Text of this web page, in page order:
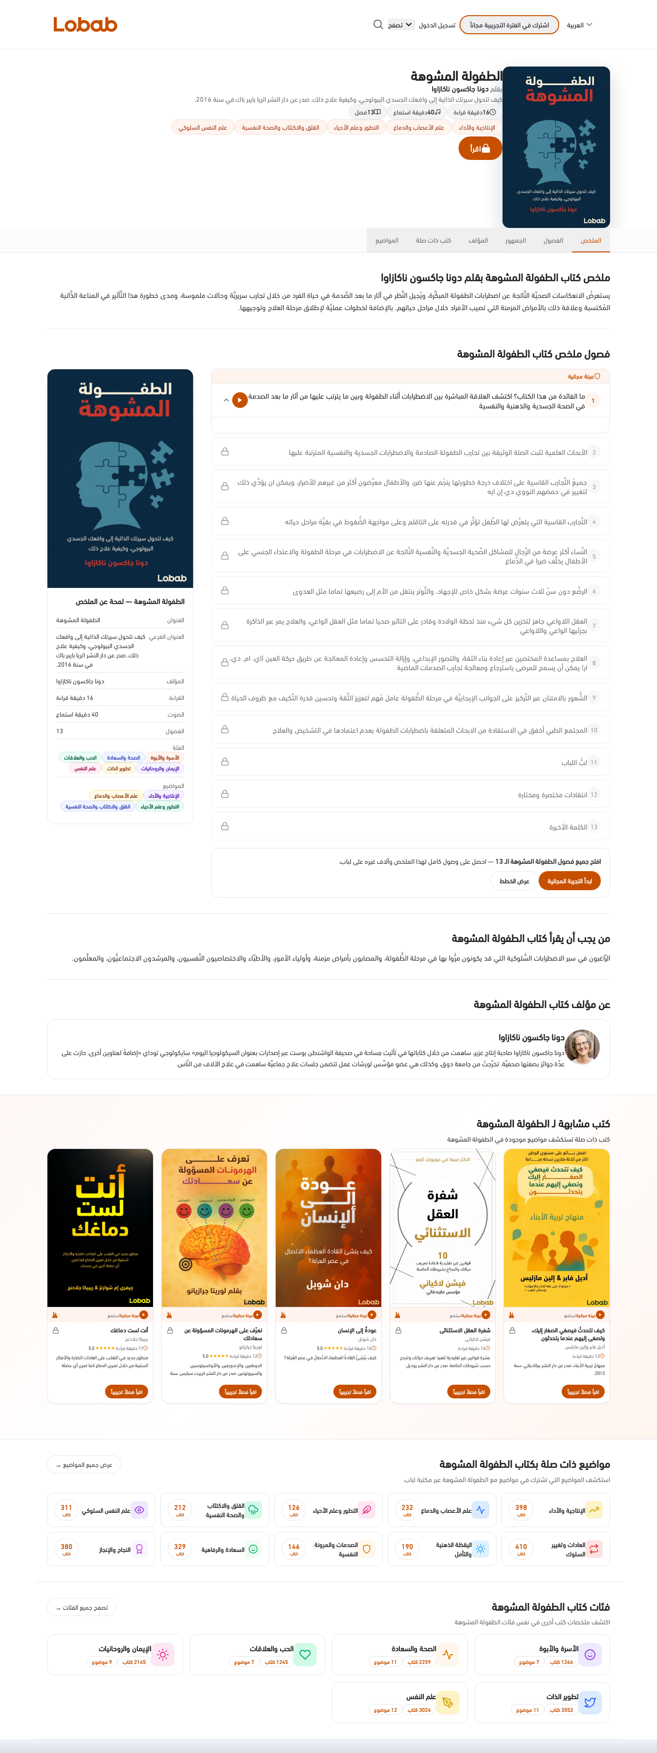
تصفح تسجيل الدخول اشترك في الفترة التجريبية مجاناً العربية
الطفولة المشوهة
بقلمدونا جاكسون ناكازاوا
كيف تتحول سيرتك الذاتية إلى واقعك الجسدي البيولوجي، وكيفية علاج ذلك. صدر عن دار النشر اتريا بايبر باك في سنة 2016.
16دقيقة قراءة 40دقيقة استماع 13فصل
الإنتاجية والأداء
علم الأعصاب والدماغ التطور وعلم الأحياء القلق والاكتئاب والصحة النفسية علم النفس السلوكي
اقرأ
الملخص الفصول الجمهور المؤلف كتب ذات صلة المواضيع
ملخص كتاب الطفولة المشوهة بقلم دونا جاكسون ناكازاوا
يستعرضُ الانعكاسات الصحيَّة النَّاتجة عن اضطرابات الطفولة المبكِّرة، ويُجيل النَّظر في آثار ما بعد الصَّدمة في حياة الفرد من خلال تجارب سريريَّة وحالات ملموسة، ومدى خطورة هذا التَّأثير في المناعة الذَّاتية
المُكتسبة وعلاقة ذلك بالأمراض المزمنة التي تصيب الأفراد خلال مراحل حياتهم. بالإضافة لخطوات عمليَّة لإطلاق مرحلة العلاج وتوجيهها.
فصول ملخص كتاب الطفولة المشوهة
عينة مجانية
1
ما الفائدة من هذا الكتاب؟ اكتشف العلاقة المباشرة بين الاضطرابات أثناء الطفولة وبين ما يترتب عليها من آثار ما بعد الصدمة
في الصحة الجسدية والذهنية والنفسية
2 الأبحاث العلمية تثبت الصلة الوثيقة بين تجارب الطفولة الصادمة والاضطرابات الجسدية والنفسية المترتبة عليها
3
جميعُ التَّجارب القاسية على اختلاف درجة خطورتها ينجُم عنها ضرر، والأطفال معرَّضون أكثر من غيرهم للأضرار، ويمكن ان يؤدِّي ذلك
لتغيير في حمضهم النووي دي إن ايه
4 التَّجارب القاسية التي يتعرَّض لها الطِّفل تؤثِّر في قدرته على التاقلم وعلى مواجهة الضُّغوط في بقيَّة مراحل حياته
5 النِّساء أكثر عرضة من الرِّجال للمشاكل الصِّحية الجسديَّة والنَّفسية النَّاتجة عن الاضطرابات في مرحلة الطفولة والاعتداء الجنسي على
الأطفال يخلِّف ضررا في الدِّماغ
6 الرضَّع دون سنّ ثلاث سنوات عرضة بشكل خاص للإجهاد، والتَّوتر ينتقل من الأم إلى رضيعها تماما مثل العدوى
7 العقل اللاواعي جاهز لتخزين كل شيء منذ لحظة الولادة وقادر على التاثير صحيا تماما مثل العقل الواعي، والعلاج يمر عبر الذاكرة
بجزئيها الواعي واللاواعي
8 العلاج بمساعدة المختصين عبر إعادة بناء الثقة، والتصور الإبداعي، وإزالة التحسس وإعادة المعالجة عن طريق حركة العين (اي. ام. دي.
ار) يمكن أن يسمح للمرضى باسترجاع ومعالجة تجارب الصدمات الماضية
9 الشُّعور بالامتنان عبر التَّركيز على الجوانب الإيجابيَّة في مرحلة الطُّفولة عامل مُهم لتعزيز الثِّقة وتحسين قدرة التَّكيف مع ظروف الحياة
10 المجتمع الطبي أخفق في الاستفادة من الابحاث المتعلقة باضطرابات الطفولة بعدم اعتمادها في التشخيص والعلاج
11 لبُّ اللباب
12 انتقادات مختصرة ومختارة
13 الكلمة الأخيرة
افتح جميع فصول الطفولة المشوهة الـ 13 — احصل على وصول كامل لهذا الملخص وآلاف غيره على لباب.
ابدأ التجربة المجانية عرض الخطط
الطفولة المشوهة — لمحة عن الملخص
العنوان
الطفولة المشوهة
العنوان الفرعي كيف تتحول سيرتك الذاتية إلى واقعك
الجسدي البيولوجي، وكيفية علاج
ذلك. صدر عن دار النشر اتريا بايبر باك
في سنة 2016.
المؤلف
دونا جاكسون ناكازاوا
القراءة
16 دقيقة قراءة
الصوت
40 دقيقة استماع
الفصول
13
الفئة
الأسرة والأبوة الصحة والسعادة
الحب والعلاقات
الإيمان والروحانيات
تطوير الذات علم النفس
المواضيع
الإنتاجية والأداء
علم الأعصاب والدماغ
التطور وعلم الأحياء
القلق والاكتئاب والصحة النفسية
من يجب أن يقرأ كتاب الطفولة المشوهة
الرَّاغبون في سبر الاضطرابات السُّلوكية التي قد يكونون مرُّوا بها في مرحلة الطُّفولة، والمصابون بأمراض مزمنة، وأولياء الأمور، والأطبَّاء والاختصاصيون النَّفسيون، والمرشدون الاجتماعيُّون، والمعلِّمون.
عن مؤلف كتاب الطفولة المشوهة
دونا جاكسون ناكازاوا
دونا جاكسون ناكازاوا صاحبة إنتاج غزير، ساهمت من خلال كتاباتها في تأثيث مِساحة في صحيفة الواشنطن بوست عبر إصدارات بعنوان السيكولوجيا اليوم» سايكولوجي توداي «إضافةً لعناوين أخرى. حازت على
عدَّة جوائز بصفتها صحفيَّة. تخرَّجتْ من جامعة دوق، وكذلك هي عضو مؤسِّس لورشات عمل تتضمن جلسات علاج جماعيَّة ساهمت في علاج الآلاف من النَّاس.
كتب مشابهة لـ الطفولة المشوهة
كتب ذات صلة تستكشف مواضيع موجودة في الطفولة المشوهة
عينة مجانيةاستمع
كيف تتحدثُ فيصغي الصغار إليك،
وتصغي إليهم عندما يتحدثون
أديل فابر وإلين مازليس
12 دقيقة قراءة
مِنهاجُ تربية الأبناء. صدر عن دار النشر بيكاديللي، سنة
2013.
اقرأ فصلاً تجريبياً
عينة مجانيةاستمع
شفرة العقل الاستثنائي
فيشن لاكياني
14 دقيقة قراءة
عشرة قوانين غير تقليدية لتعيدَ تعريفَ حياتك وتنجح
حسب شروطك الخاصة. صدر عن دار النشر روديل
اقرأ فصلاً تجريبياً
عينة مجانيةاستمع
عودةٌ إلى الإنسان
دان شوبل
16 دقيقة قراءة
·
5.0
كيف يُنشِئُ القادةُ العظماءُ الاتّصالَ في عصر العُزلة؟
اقرأ فصلاً تجريبياً
عينة مجانيةاستمع
تعرّف على الهرمونات المسؤولة عن
سعادتك
لوريتا جرازيانو
12 دقيقة قراءة
·
5.0
الدوبامين، والإندورفين، والأوكسيتوسين،
والسيروتونين. صدر عن دار النشر كرييت سبايس، سنة
اقرأ فصلاً تجريبياً
عينة مجانيةاستمع
أنت لست دماغك
ريبيكا جلادنج
17 دقيقة قراءة
·
5.0
منظور جديد في التغلب على العادات الضارة والأفكار
السلبية من خلال تمرين الدماغ كما تمرن أي عضلة
اقرأ فصلاً تجريبياً
مواضيع ذات صلة بكتاب الطفولة المشوهة
استكشف المواضيع التي تشترك في مواضيع مع الطفولة المشوهة عبر مكتبة لباب
عرض جميع المواضيع →
الإنتاجية والأداء 398
كتاب علم الأعصاب والدماغ 232
كتاب التطور وعلم الأحياء 126
كتاب
القلق والاكتئاب
والصحة النفسية
212
كتاب علم النفس السلوكي 311
كتاب
العادات وتغيير
السلوك
410
كتاب
اليقظة الذهنية
والتأمل
190
كتاب
الصدمات والمرونة
النفسية
146
كتاب السعادة والرفاهية 329
كتاب النجاح والإنجاز 380
كتاب
فئات كتاب الطفولة المشوهة
اكتشف ملخصات كتب أخرى في نفس فئات الطفولة المشوهة
تصفح جميع الفئات →
الأسرة والأبوة
1266 كتاب 7 موضوع
الصحة والسعادة
2259 كتاب 11 موضوع
الحب والعلاقات
1245 كتاب 7 موضوع
الإيمان والروحانيات
2145 كتاب 9 موضوع
تطوير الذات
3552 كتاب 11 موضوع
علم النفس
3024 كتاب 12 موضوع